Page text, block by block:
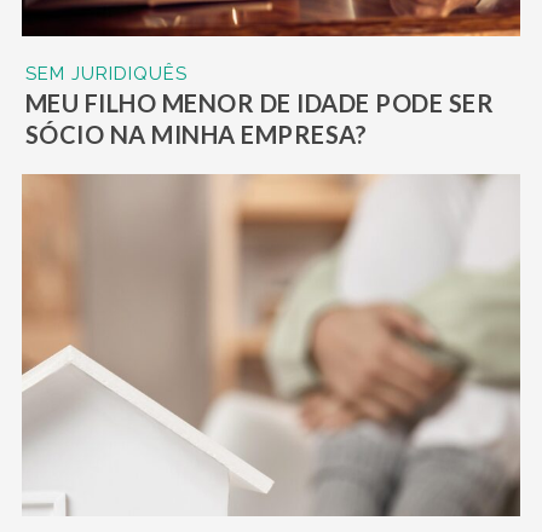
SEM JURIDIQUÊS
MEU FILHO MENOR DE IDADE PODE SER
SÓCIO NA MINHA EMPRESA?